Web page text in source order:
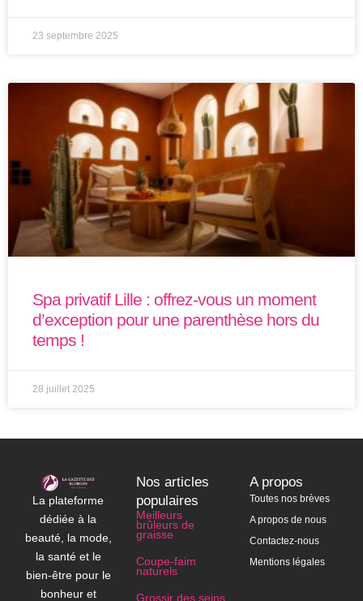
23 septembre 2025
Spa privatif Lille : offrez-vous un moment
d’exception pour une parenthèse hors du
temps !
28 juillet 2025
La plateforme
dédiée à la
beauté, la mode,
la santé et le
bien-être pour le
bonheur et
Nos articles
populaires
Meilleurs
brûleurs de
graisse
Coupe-faim
naturels
Grossir des seins
A propos
Toutes nos brèves
A propos de nous
Contactez-nous
Mentions légales